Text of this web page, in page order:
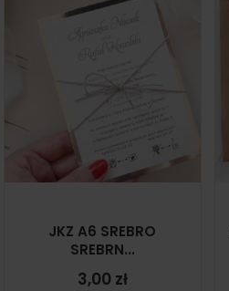
JKZ A6 SREBRO
SREBRN...
3,00 zł